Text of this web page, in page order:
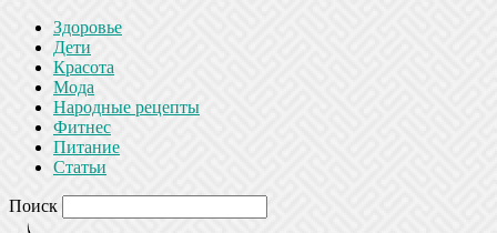
Здоровье
Дети
Красота
Мода
Народные рецепты
Фитнес
Питание
Статьи
Поиск